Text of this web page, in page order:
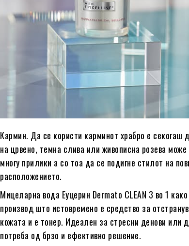
Кармин. Да се користи карминот храбро е секогаш
на црвено, темна слива или живописна розева
многу прилики а со тоа да се подигне стилот на
расположението.
Мицеларна вода Еуцерин Dermato CLEAN 3 во 1
производ што истовремено е средство за
кожата и е тонер. Идеален за стресни денови или
потреба од брзо и ефективно решение.